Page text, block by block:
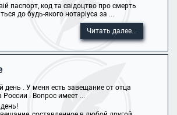
паспорт, код та свідоцтво про смерть
до будь-якого нотаріуса за ...
Читать далее...
день . У меня есть завещание от отца
России . Вопрос имеет ...